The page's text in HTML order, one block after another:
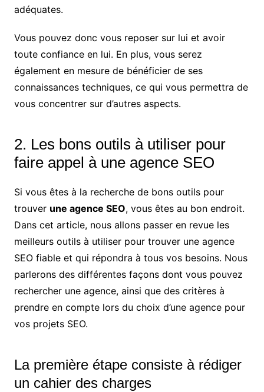
adéquates.
Vous pouvez donc vous reposer sur lui et avoir
toute confiance en lui. En plus, vous serez
également en mesure de bénéficier de ses
connaissances techniques, ce qui vous permettra de
vous concentrer sur d’autres aspects.
2. Les bons outils à utiliser pour
faire appel à une agence SEO
Si vous êtes à la recherche de bons outils pour
trouver une agence SEO, vous êtes au bon endroit.
Dans cet article, nous allons passer en revue les
meilleurs outils à utiliser pour trouver une agence
SEO fiable et qui répondra à tous vos besoins. Nous
parlerons des différentes façons dont vous pouvez
rechercher une agence, ainsi que des critères à
prendre en compte lors du choix d’une agence pour
vos projets SEO.
La première étape consiste à rédiger
un cahier des charges